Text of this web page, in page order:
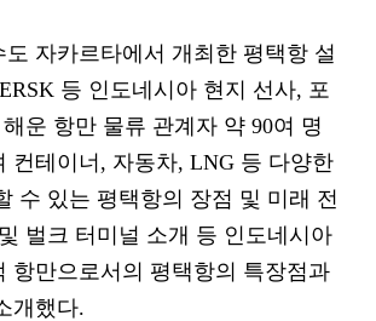
도 자카르타에서 개최한 평택항 설
등 인도네시아 현지 선사, 포
운 항만 물류 관계자 약 90여 명
컨테이너, 자동차, LNG 등 다양한
수 있는 평택항의 장점 및 미래 전
벌크 터미널 소개 등 인도네시아
항만으로서의 평택항의 특장점과
개했다.